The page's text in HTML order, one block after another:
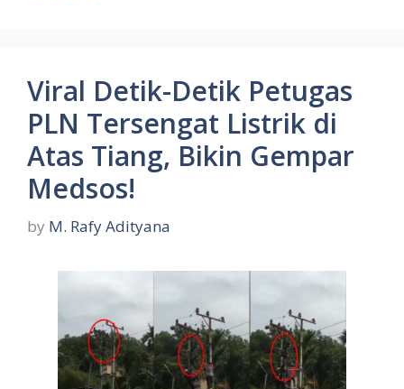
Viral Detik-Detik Petugas
PLN Tersengat Listrik di
Atas Tiang, Bikin Gempar
Medsos!
by M. Rafy Adityana